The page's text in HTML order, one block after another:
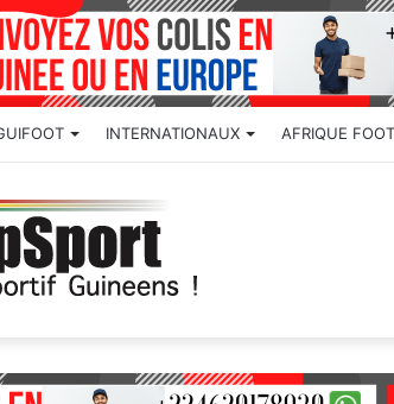
INTERNATIONAUX AFRIQUE FOOT